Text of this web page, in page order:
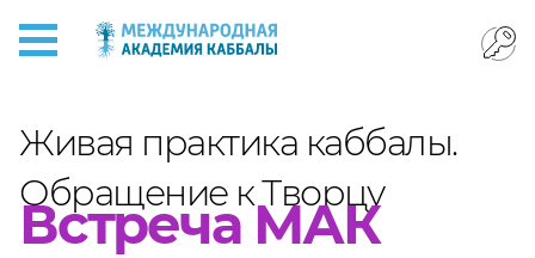
Живая практика каббалы.
Обращение к Творцу
Встреча МАК